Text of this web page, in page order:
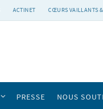
ACTINET CŒURS VAILLANTS
PRESSE NOUS